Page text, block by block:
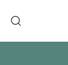
搜尋